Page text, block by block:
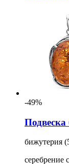
-49%
Подвеска
бижутерия
серебрение